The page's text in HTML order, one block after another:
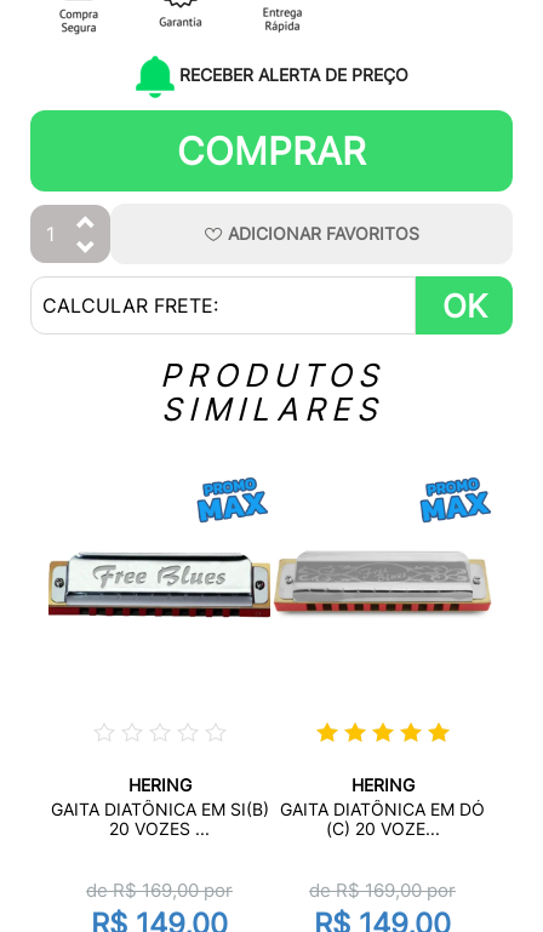
RECEBER ALERTA DE PREÇO
COMPRAR
ADICIONAR FAVORITOS
OK
PRODUTOS
SIMILARES
HERING
GAITA DIATÔNICA EM SI(B)
20 VOZES ...
de R$169,00por
R$ 149,00
HERING
GAITA DIATÔNICA EM DÓ
(C) 20 VOZE...
de R$169,00por
R$ 149,00